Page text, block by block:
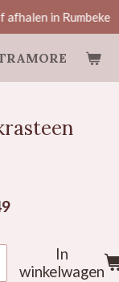
in Rumbeke
In
winkelwagen